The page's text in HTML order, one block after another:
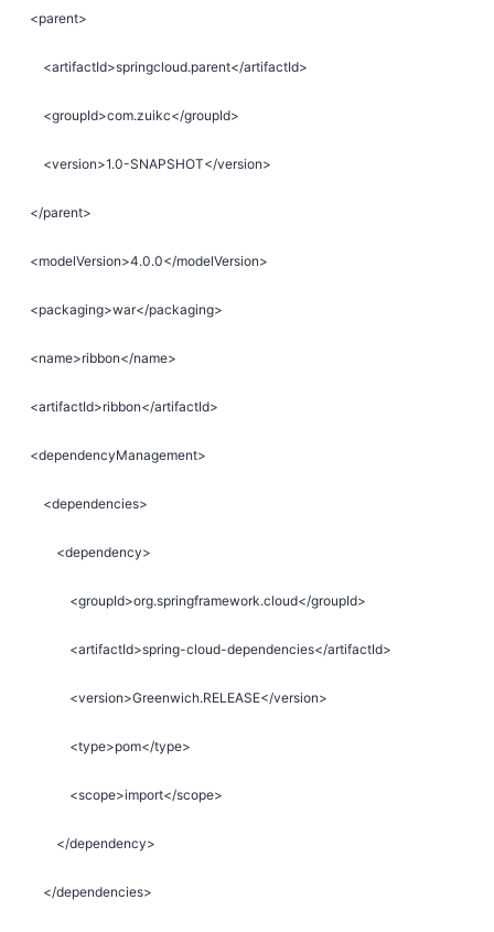
<parent>
<artifactId>springcloud.parent</artifactId>
<groupId>com.zuikc</groupId>
<version>1.0-SNAPSHOT</version>
</parent>
<modelVersion>4.0.0</modelVersion>
<packaging>war</packaging>
<name>ribbon</name>
<artifactId>ribbon</artifactId>
<dependencyManagement>
<dependencies>
<dependency>
<groupId>org.springframework.cloud</groupId>
<artifactId>spring-cloud-dependencies</artifactId>
<version>Greenwich.RELEASE</version>
<type>pom</type>
<scope>import</scope>
</dependency>
</dependencies>